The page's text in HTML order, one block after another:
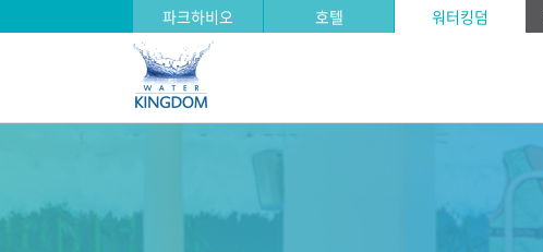
파크하비오 호텔 워터킹덤